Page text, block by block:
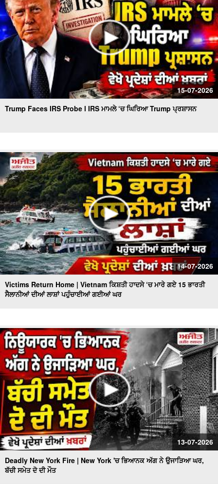
15-07-2026
Trump Faces IRS Probe l IRS ਮਾਮਲੇ ‘ਚ ਘਿਰਿਆ Trump ਪ੍ਰਸ਼ਾਸਨ
14-07-2026
Victims Return Home | Vietnam ਕਿਸ਼ਤੀ ਹਾਦਸੇ ‘ਚ ਮਾਰੇ ਗਏ 15 ਭਾਰਤੀ
ਸੈਲਾਨੀਆਂ ਦੀਆਂ ਲਾਸ਼ਾਂ ਪਹੁੰਚਾਈਆਂ ਗਈਆਂ ਘਰ
13-07-2026
Deadly New York Fire | New York 'ਚ ਭਿਆਨਕ ਅੱਗ ਨੇ ਉਜਾੜਿਆ ਘਰ,
ਬੱਚੀ ਸਮੇਤ ਦੋ ਦੀ ਮੌਤ